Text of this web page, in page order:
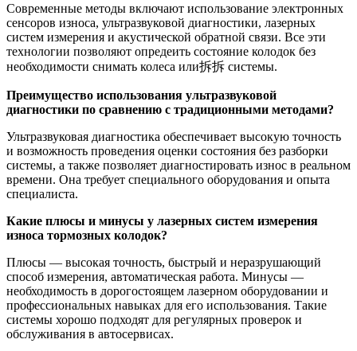
Современные методы включают использование электронных
сенсоров износа, ультразвуковой диагностики, лазерных
систем измерения и акустической обратной связи. Все эти
технологии позволяют опредеить состояние колодок без
необходимости снимать колеса или拆拆 системы.
Преимущество использования ультразвуковой
диагностики по сравнению с традиционными методами?
Ультразвуковая диагностика обеспечивает высокую точность
и возможность проведения оценки состояния без разборки
системы, а также позволяет диагностировать износ в реальном
времени. Она требует специального оборудования и опыта
специалиста.
Какие плюсы и минусы у лазерных систем измерения
износа тормозных колодок?
Плюсы — высокая точность, быстрый и неразрушающий
способ измерения, автоматическая работа. Минусы —
необходимость в дорогостоящем лазерном оборудовании и
профессиональных навыках для его использования. Такие
системы хорошо подходят для регулярных проверок и
обслуживания в автосервисах.